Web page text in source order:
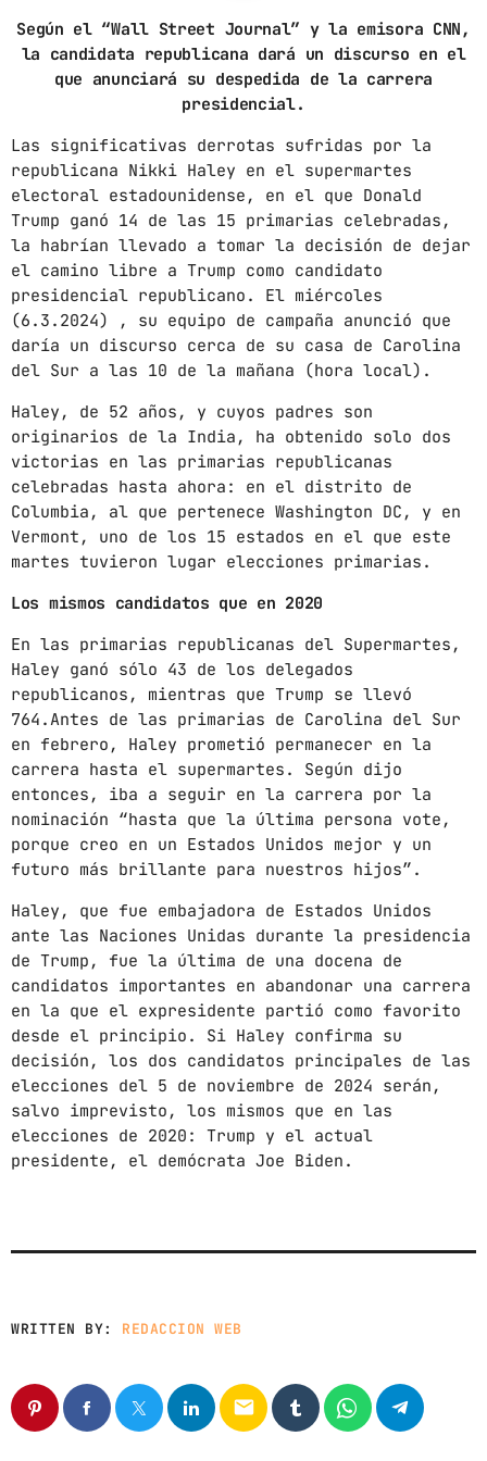
ARCHIVOS
febrero 2025
enero 2025
diciembre 2024
noviembre 2024
octubre 2024
septiembre 2024
julio 2024
junio 2024
mayo 2024
abril 2024
marzo 2024
febrero 2024
CATEGORÍAS
Blog
Gobierno de Hermosillo
Hermosillo
News
Noticias
Sonora
UPCOMING SHOWS
LUNES A VIERNES DE 14:00 A 16:00 HORAS
2:00 PM - 4:00 PM
Según el “Wall Street Journal” y la emisora CNN,
la candidata republicana dará un discurso en el
que anunciará su despedida de la carrera
presidencial.
Las significativas derrotas sufridas por la
republicana Nikki Haley en el supermartes
electoral estadounidense, en el que Donald
Trump ganó 14 de las 15 primarias celebradas,
la habrían llevado a tomar la decisión de dejar
el camino libre a Trump como candidato
presidencial republicano. El miércoles
(6.3.2024) , su equipo de campaña anunció que
daría un discurso cerca de su casa de Carolina
del Sur a las 10 de la mañana (hora local).
Haley, de 52 años, y cuyos padres son
originarios de la India, ha obtenido solo dos
victorias en las primarias republicanas
celebradas hasta ahora: en el distrito de
Columbia, al que pertenece Washington DC, y en
Vermont, uno de los 15 estados en el que este
martes tuvieron lugar elecciones primarias.
Los mismos candidatos que en 2020
En las primarias republicanas del Supermartes,
Haley ganó sólo 43 de los delegados
republicanos, mientras que Trump se llevó
764.Antes de las primarias de Carolina del Sur
en febrero, Haley prometió permanecer en la
carrera hasta el supermartes. Según dijo
entonces, iba a seguir en la carrera por la
nominación “hasta que la última persona vote,
porque creo en un Estados Unidos mejor y un
futuro más brillante para nuestros hijos”.
Haley, que fue embajadora de Estados Unidos
ante las Naciones Unidas durante la presidencia
de Trump, fue la última de una docena de
candidatos importantes en abandonar una carrera
en la que el expresidente partió como favorito
desde el principio. Si Haley confirma su
decisión, los dos candidatos principales de las
elecciones del 5 de noviembre de 2024 serán,
salvo imprevisto, los mismos que en las
elecciones de 2020: Trump y el actual
presidente, el demócrata Joe Biden.
WRITTEN BY: REDACCION WEB
email